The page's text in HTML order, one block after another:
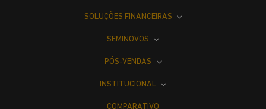
SOLUÇÕES FINANCEIRAS
SEMINOVOS
PÓS-VENDAS
INSTITUCIONAL
COMPARATIVO